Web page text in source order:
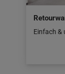
Einfach &